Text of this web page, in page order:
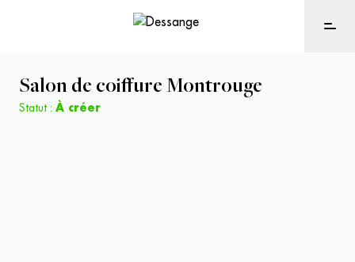
Salon de coiffure Montrouge
Statut : À créer